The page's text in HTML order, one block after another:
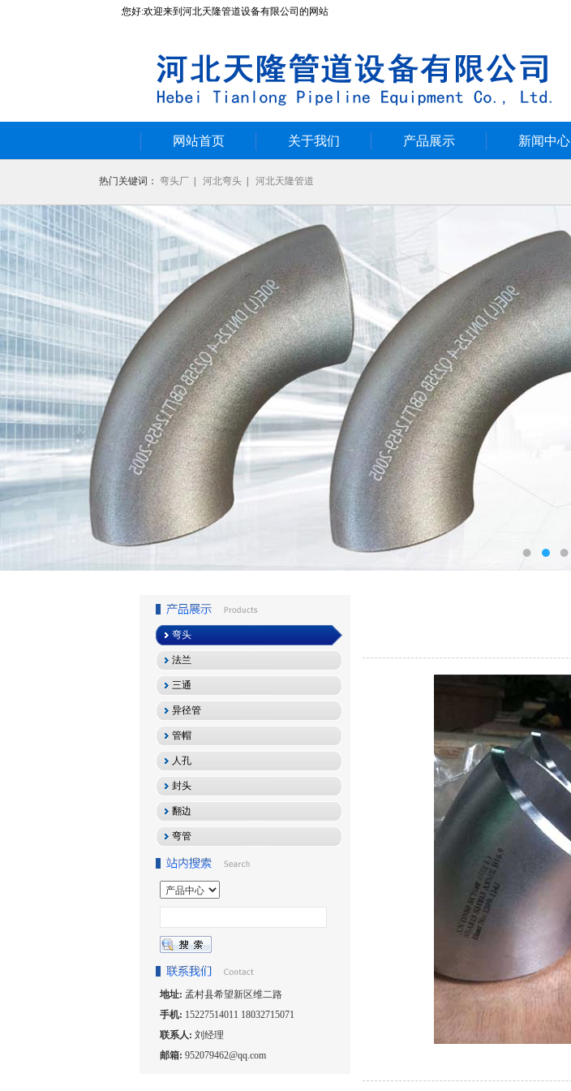
您好:欢迎来到河北天隆管道设备有限公司的网站
网站首页 关于我们 产品展示 新闻中心
热门关键词： 弯头厂 河北弯头 河北天隆管道
弯头
法兰
三通
异径管
管帽
人孔
封头
翻边
弯管
地址: 孟村县希望新区维二路
手机: 15227514011 18032715071
联系人: 刘经理
邮箱: 952079462@qq.com